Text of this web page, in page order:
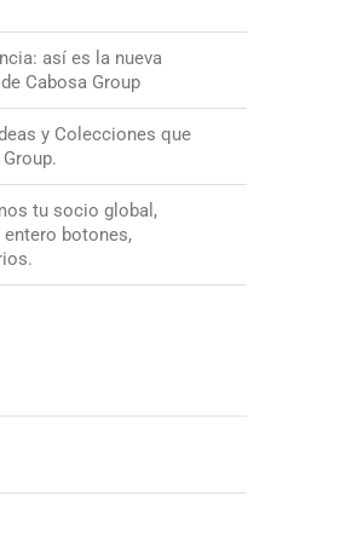
así es la nueva
Cabosa Group
y Colecciones que
tu socio global,
botones,